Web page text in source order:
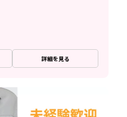
詳細を見る